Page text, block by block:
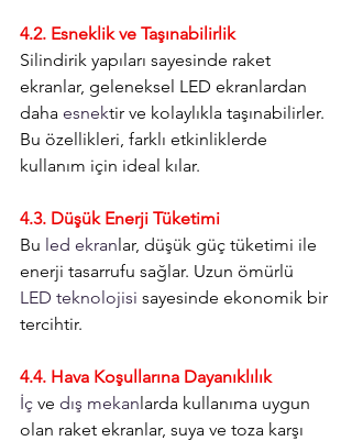
4.2. Esneklik ve Taşınabilirlik
Silindirik yapıları sayesinde raket
ekranlar, geleneksel LED ekranlardan
daha esnektir ve kolaylıkla taşınabilirler.
Bu özellikleri, farklı etkinliklerde
kullanım için ideal kılar.
4.3. Düşük Enerji Tüketimi
Bu led ekranlar, düşük güç tüketimi ile
enerji tasarrufu sağlar. Uzun ömürlü
LED teknolojisi sayesinde ekonomik bir
tercihtir.
4.4. Hava Koşullarına Dayanıklılık
İç ve dış mekanlarda kullanıma uygun
olan raket ekranlar, suya ve toza karşı